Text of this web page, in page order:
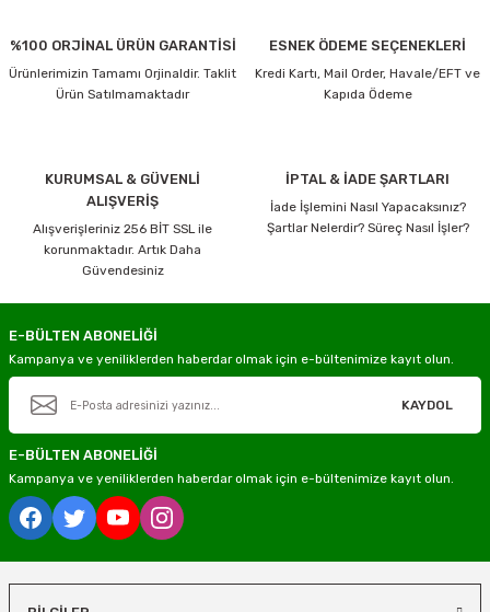
%100 ORJİNAL ÜRÜN GARANTİSİ
Ürünlerimizin Tamamı Orjinaldir. Taklit
Ürün Satılmamaktadır
ESNEK ÖDEME SEÇENEKLERİ
Kredi Kartı, Mail Order, Havale/EFT ve
Kapıda Ödeme
KURUMSAL & GÜVENLİ
ALIŞVERİŞ
Alışverişleriniz 256 BİT SSL ile
korunmaktadır. Artık Daha
Güvendesiniz
İPTAL & İADE ŞARTLARI
İade İşlemini Nasıl Yapacaksınız?
Şartlar Nelerdir? Süreç Nasıl İşler?
E-BÜLTEN ABONELİĞİ
Kampanya ve yeniliklerden haberdar olmak için e-bültenimize kayıt olun.
KAYDOL
E-BÜLTEN ABONELİĞİ
Kampanya ve yeniliklerden haberdar olmak için e-bültenimize kayıt olun.